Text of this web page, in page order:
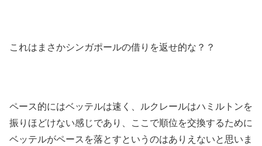
これはまさかシンガポールの借りを返せ的な？？
ペース的にはベッテルは速く、ルクレールはハミルトンを
振りほどけない感じであり、ここで順位を交換するために
ベッテルがペースを落とすというのはありえないと思いま